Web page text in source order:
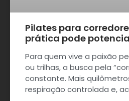
Pilates para
prática pode
Para quem vive a paixão
ou trilhas, a busca pela
constante. Mais
respiração controlada e,